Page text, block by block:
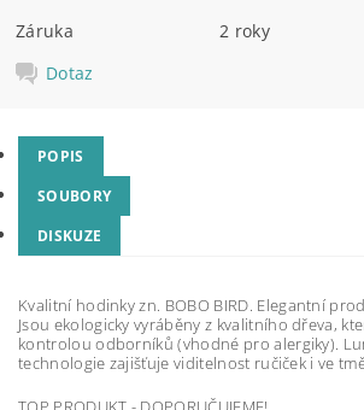
Záruka
2 roky
Dotaz
POPIS
SOUBORY
DISKUZE
Kvalitní hodinky zn. BOBO BIRD. Elegantní
Jsou ekologicky vyráběny z kvalitního dřeva,
kontrolou odborníků (vhodné pro alergiky).
technologie zajišťuje viditelnost ručiček i ve